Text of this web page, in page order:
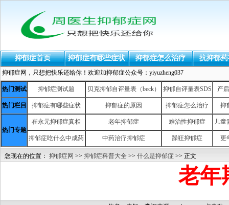
抑郁症首页 抑郁症有哪些症状 抑郁症怎么治疗 抗抑郁
抑郁症网，只想把快乐还给你！欢迎加抑郁症公众号：yiyuzheng037
热门测试 抑郁症测试题 贝克抑郁自评量表（beck） 抑郁自评量表SDS 产
热门栏目 抑郁症有哪些症状 抑郁症的原因 抑郁症怎么治疗 抑
热门专题
崔永元抑郁症真相 老年抑郁症 难治性抑郁症 儿童
抑郁症吃什么中成药 中药治疗抑郁症 躁狂抑郁症 更
您现在的位置： 抑郁症网 >> 抑郁症科普大全 >> 什么是抑郁症 >> 正文
老年